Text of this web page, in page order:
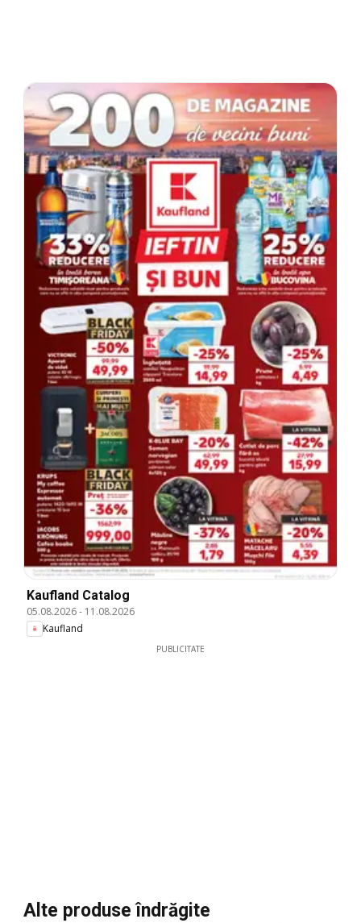
Kaufland Catalog
05.08.2026- 11.08.2026
Kaufland
PUBLICITATE
Alte produse îndrăgite